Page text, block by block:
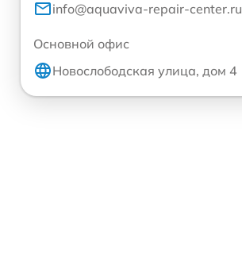
info@aquaviva-repair-center.ru
Основной офис
Новослободская улица, дом 4